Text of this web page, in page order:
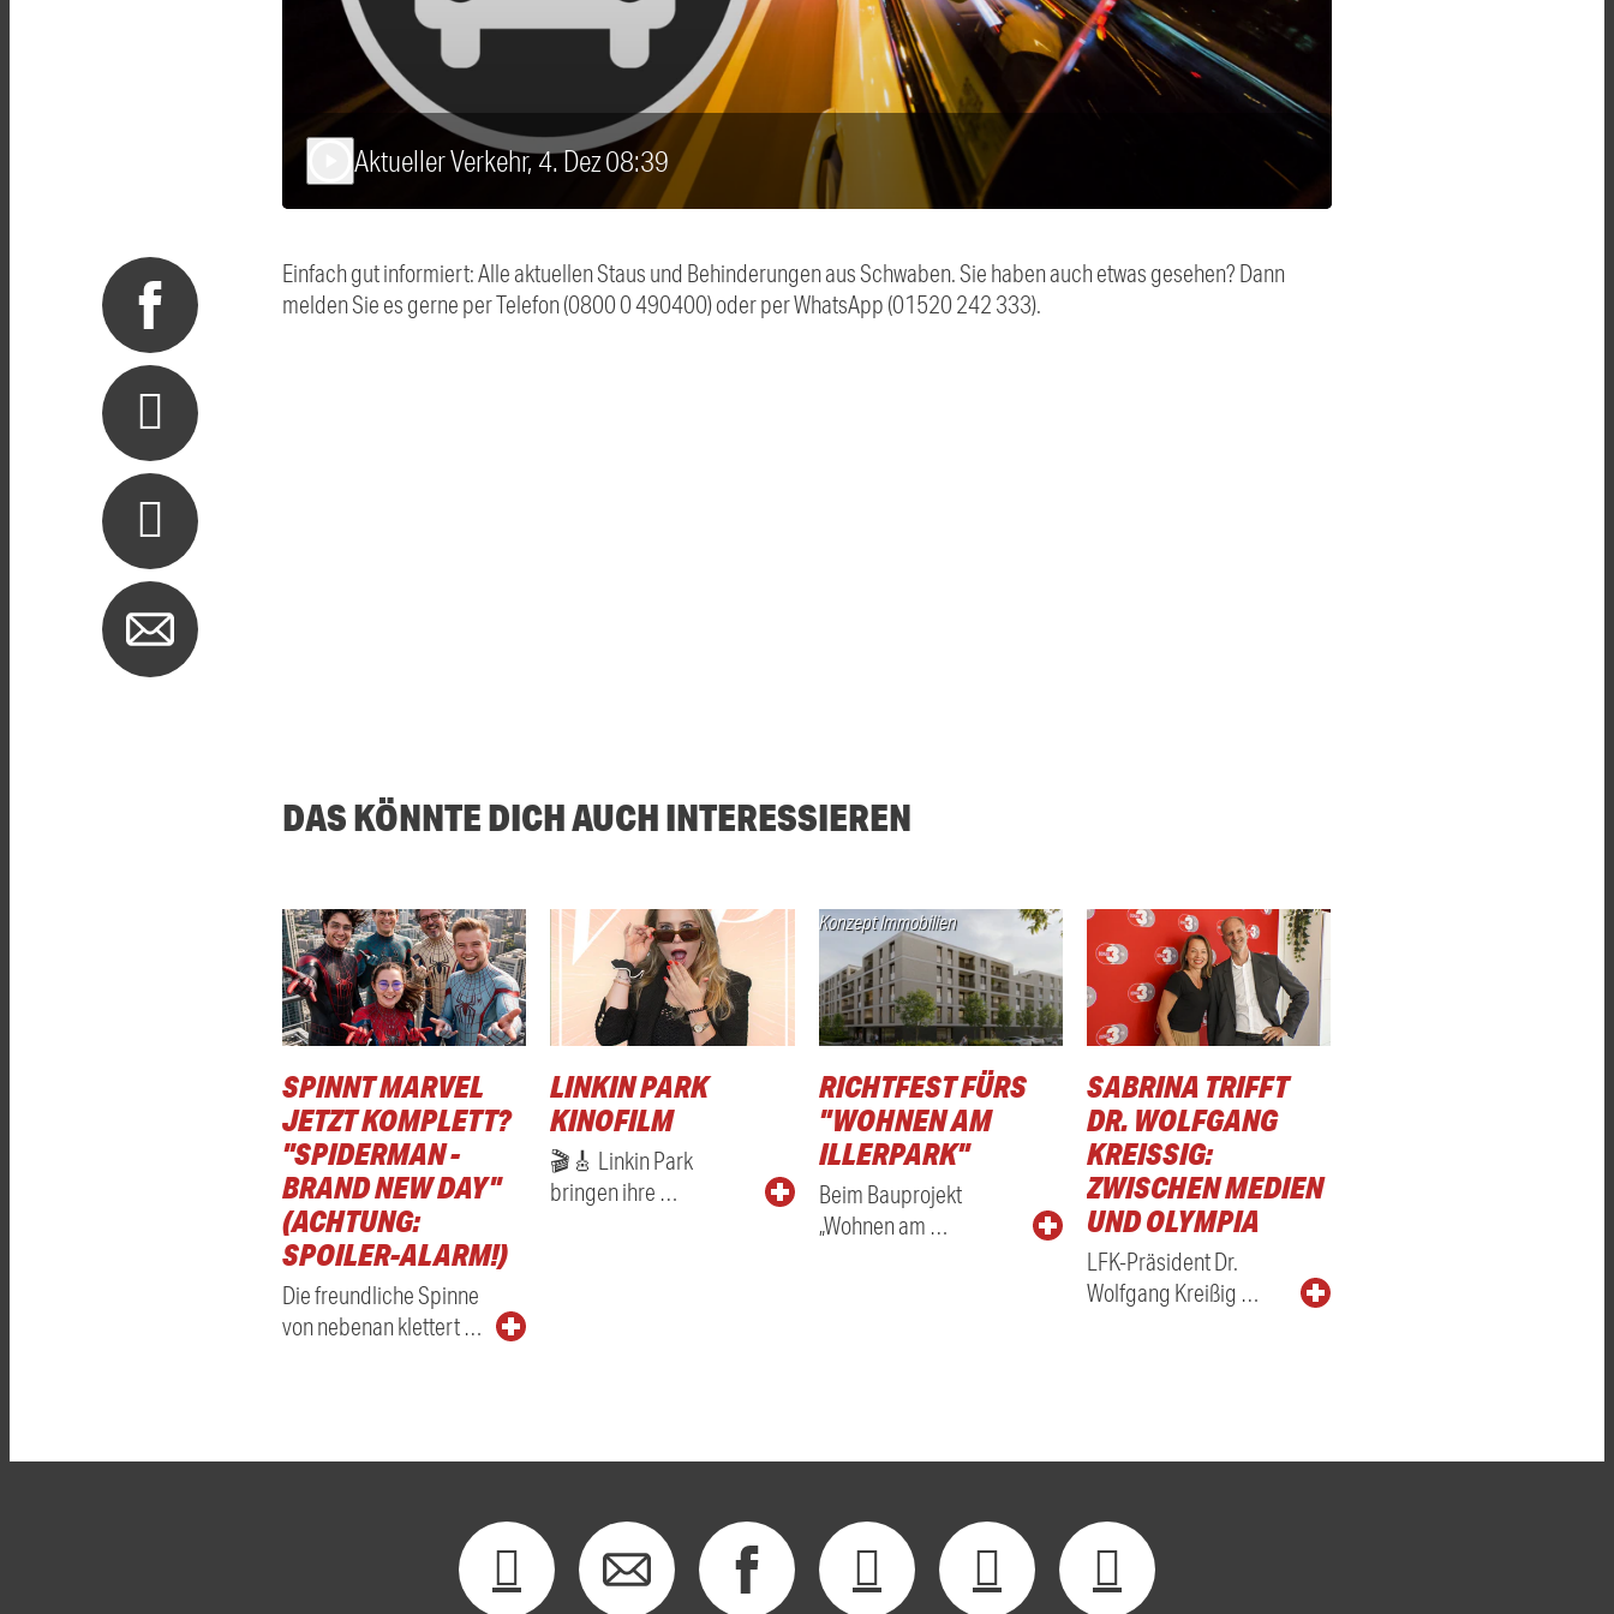
Aktueller Verkehr, 4. Dez 08:39
Einfach gut informiert: Alle aktuellen Staus und Behinderungen aus Schwaben. Sie haben auch etwas gesehen? Dann
melden Sie es gerne per Telefon (0800 0 490400) oder per WhatsApp (01520 242 333).
DAS KÖNNTE DICH AUCH INTERESSIEREN
SPINNT MARVEL
JETZT KOMPLETT?
"SPIDERMAN -
BRAND NEW DAY"
(ACHTUNG:
SPOILER-ALARM!)
Die freundliche Spinne
von nebenan klettert …
LINKIN PARK
KINOFILM
🎬🎸 Linkin Park
bringen ihre …
Konzept Immobilien
RICHTFEST FÜRS
"WOHNEN AM
ILLERPARK"
Beim Bauprojekt
„Wohnen am …
SABRINA TRIFFT
DR. WOLFGANG
KREISSIG: Z
WISCHEN MEDIEN U
ND OLYMPIA
LFK-Präsident Dr.
Wolfgang Kreißig …